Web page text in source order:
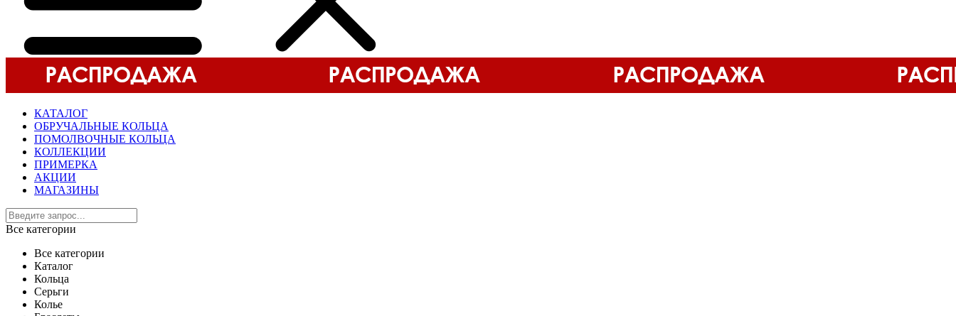
КАТАЛОГ
ОБРУЧАЛЬНЫЕ КОЛЬЦА
ПОМОЛВОЧНЫЕ КОЛЬЦА
КОЛЛЕКЦИИ
ПРИМЕРКА
АКЦИИ
МАГАЗИНЫ
Все категории
Все категории
Каталог
Кольца
Серьги
Колье